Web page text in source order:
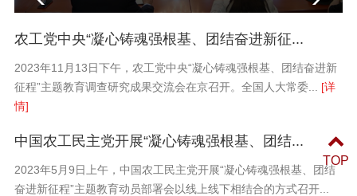
农工党中央“凝心铸魂强根基、团结奋进新征...
2023年11月13日下午，农工党中央“凝心铸魂强根基、团结奋进新
征程”主题教育调查研究成果交流会在京召开。全国人大常委... [详
情]
中国农工民主党开展“凝心铸魂强根基、团结...
2023年5月9日上午，中国农工民主党开展“凝心铸魂强根基、团结
奋进新征程”主题教育动员部署会以线上线下相结合的方式召开...
TOP